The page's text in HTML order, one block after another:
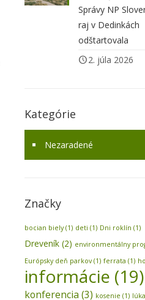
Správy NP
raj v Dedinkách
odštartovala
2. júla 2026
Kategórie
Nezaradené
Značky
bocian biely(1) deti (1) Dni roklín (1)
Dreveník(2) environmentálny
Európsky deň parkov(1) ferrata (1)
informácie (19)
konferencia (3) kosenie (1) lúka